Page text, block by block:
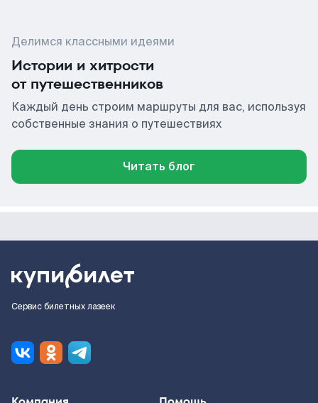
Делимся классными идеями
Истории и хитрости
от путешественников
Каждый день строим маршруты для вас, используя
собственные знания о путешествиях
Читать блог
Сервис билетных лазеек